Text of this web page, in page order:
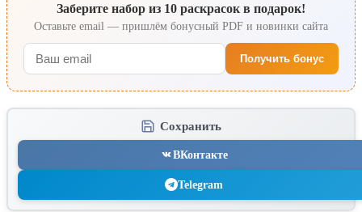
Заберите набор из 10 раскрасок в подарок!
Оставьте email — пришлём бонусный PDF и новинки сайта
Получить бонус
Сохранить
ВКонтакте
Telegram